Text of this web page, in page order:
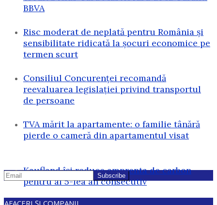
BBVA
Risc moderat de neplată pentru România și
sensibilitate ridicată la șocuri economice pe
termen scurt
Consiliul Concurenței recomandă
reevaluarea legislației privind transportul
de persoane
TVA mărit la apartamente: o familie tânără
pierde o cameră din apartamentul visat
Kaufland își reduce amprenta de carbon
pentru al 5-lea an consecutiv